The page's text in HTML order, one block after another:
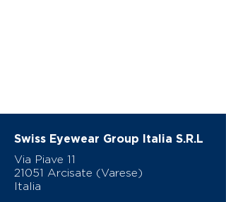
Swiss Eyewear Group Italia S.R.L
Via Piave 11
21051 Arcisate (Varese)
Italia